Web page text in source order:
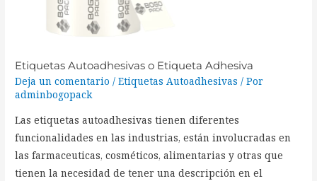
Etiquetas Autoadhesivas o Etiqueta Adhesiva
Deja un comentario /Etiquetas Autoadhesivas / Por
adminbogopack
Las etiquetas autoadhesivas tienen diferentes
funcionalidades en las industrias, están involucradas en
las farmaceuticas, cosméticos, alimentarias y otras que
tienen la necesidad de tener una descripción en el